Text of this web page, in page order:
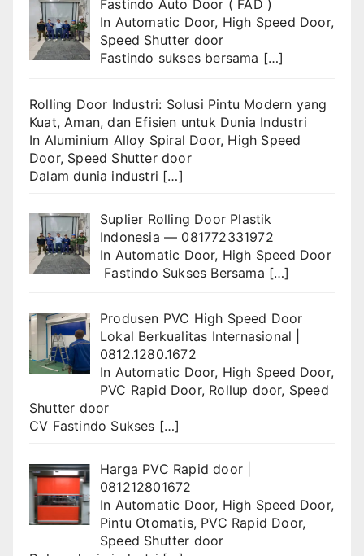
Fastindo Auto Door ( FAD )
In Automatic Door, High Speed Door,
Speed Shutter door
Fastindo sukses bersama […]
Rolling Door Industri: Solusi Pintu Modern yang
Kuat, Aman, dan Efisien untuk Dunia Industri
In Aluminium Alloy Spiral Door, High Speed
Door, Speed Shutter door
Dalam dunia industri […]
Suplier Rolling Door Plastik
Indonesia — 081772331972
In Automatic Door, High Speed Door
Fastindo Sukses Bersama […]
Produsen PVC High Speed Door
Lokal Berkualitas Internasional |
0812.1280.1672
In Automatic Door, High Speed Door,
PVC Rapid Door, Rollup door, Speed
Shutter door
CV Fastindo Sukses […]
Harga PVC Rapid door |
081212801672
In Automatic Door, High Speed Door,
Pintu Otomatis, PVC Rapid Door,
Speed Shutter door